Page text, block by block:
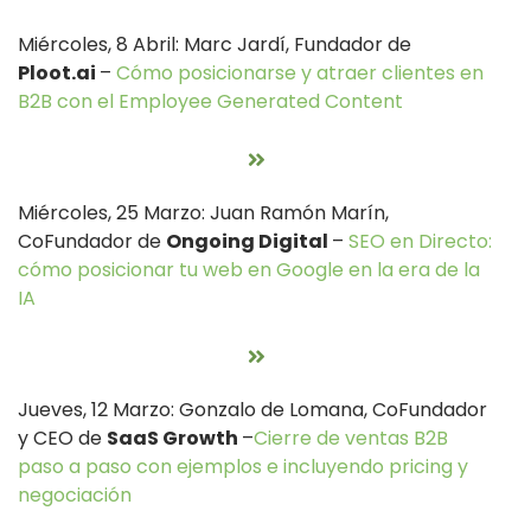
Miércoles, 8 Abril: Marc Jardí, Fundador de
Ploot.ai –Cómo posicionarse y atraer clientes en
B2B con el Employee Generated Content
Miércoles, 25 Marzo: Juan Ramón Marín,
CoFundador de Ongoing Digital –SEO en Directo:
cómo posicionar tu web en Google en la era de la
IA
Jueves, 12 Marzo: Gonzalo de Lomana, CoFundador
y CEO de SaaS Growth –Cierre de ventas B2B
paso a paso con ejemplos e incluyendo pricing y
negociación